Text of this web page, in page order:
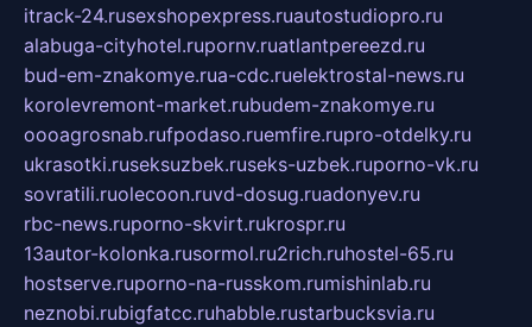
itrack-24.rusexshopexpress.ruautostudiopro.ru
alabuga-cityhotel.rupornv.ruatlantpereezd.ru
bud-em-znakomye.rua-cdc.ruelektrostal-news.ru
korolevremont-market.rubudem-znakomye.ru
oooagrosnab.rufpodaso.ruemfire.rupro-otdelky.ru
ukrasotki.ruseksuzbek.ruseks-uzbek.ruporno-vk.ru
sovratili.ruolecoon.ruvd-dosug.ruadonyev.ru
rbc-news.ruporno-skvirt.rukrospr.ru
13autor-kolonka.rusormol.ru2rich.ruhostel-65.ru
hostserve.ruporno-na-russkom.rumishinlab.ru
neznobi.rubigfatcc.ruhabble.rustarbucksvia.ru